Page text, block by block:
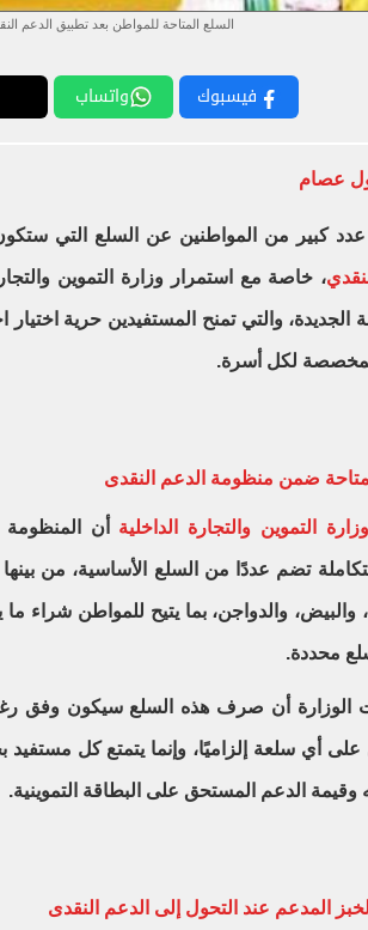
السلع المتاحة للمواطن بعد تطبيق الدعم
فيسبوك واتساب
عصام
كبير من المواطنين عن السلع التي
، خاصة مع استمرار وزارة التموين
الجديدة، والتي تمنح المستفيدين حرية اختيار
لكل أسرة.
ضمن منظومة الدعم النقدى
وزارة التموين والتجارة الداخلية أن
تضم عددًا من السلع الأساسية، من بينها
والبيض، والدواجن، بما يتيح للمواطن شراء
محددة.
الوزارة أن صرف هذه السلع سيكون وفق
أي سلعة إلزاميًا، وإنما يتمتع كل مستفيد
وقيمة الدعم المستحق على البطاقة التموينية.
المدعم عند التحول إلى الدعم النقدى